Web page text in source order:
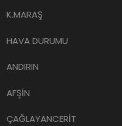
K.MARAŞ
HAVA DURUMU
ANDIRIN
AFŞİN
ÇAĞLAYANCERİT